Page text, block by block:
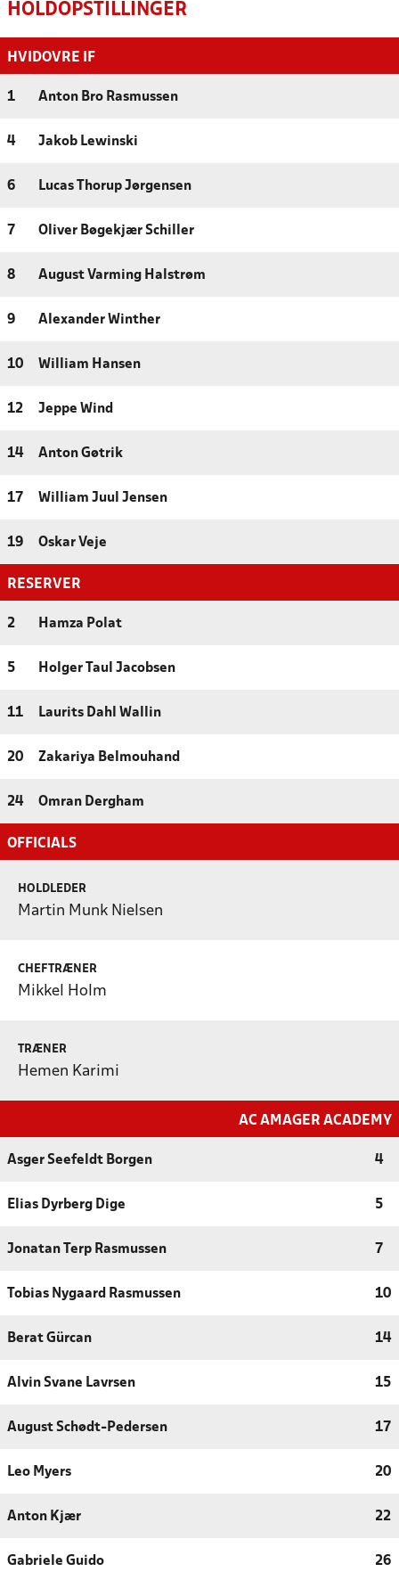
HOLDOPSTILLINGER
HVIDOVRE IF
1 Anton Bro Rasmussen
4 Jakob Lewinski
6 Lucas Thorup Jørgensen
7 Oliver Bøgekjær Schiller
8 August Varming Halstrøm
9 Alexander Winther
10 William Hansen
12 Jeppe Wind
14 Anton Gøtrik
17 William Juul Jensen
19 Oskar Veje
RESERVER
2 Hamza Polat
5 Holger Taul Jacobsen
11 Laurits Dahl Wallin
20 Zakariya Belmouhand
24 Omran Dergham
OFFICIALS
HOLDLEDER
Martin Munk Nielsen
CHEFTRÆNER
Mikkel Holm
TRÆNER
Hemen Karimi
AC AMAGER ACADEMY
Asger Seefeldt Borgen 4
Elias Dyrberg Dige 5
Jonatan Terp Rasmussen 7
Tobias Nygaard Rasmussen 10
Berat Gürcan 14
Alvin Svane Lavrsen 15
August Schødt-Pedersen 17
Leo Myers 20
Anton Kjær 22
Gabriele Guido 26